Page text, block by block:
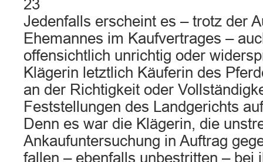
23
Jedenfalls erscheint es – trotz der
Ehemannes im Kaufvertrages –
offensichtlich unrichtig oder
Klägerin letztlich Käuferin des
an der Richtigkeit oder
Feststellungen des Landgerichts
Denn es war die Klägerin, die
Ankaufuntersuchung in Auftrag
fallen – ebenfalls unbestritten – bei